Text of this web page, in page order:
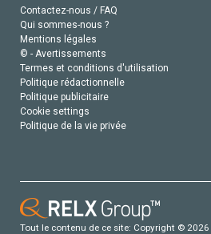
Contactez-nous / FAQ
Qui sommes-nous ?
Mentions légales
© - Avertissements
Termes et conditions d'utilisation
Politique rédactionnelle
Politique publicitaire
Cookie settings
Politique de la vie privée
Tout le contenu de ce site: Copyright ©